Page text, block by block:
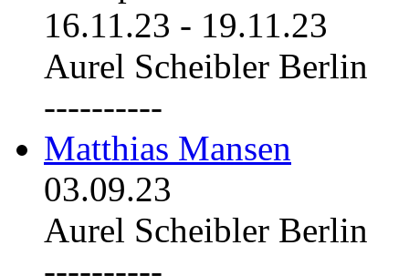
16.11.23 - 19.11.23
Aurel Scheibler Berlin
----------
Matthias Mansen
03.09.23
Aurel Scheibler Berlin